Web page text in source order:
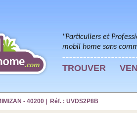
"Particuliers et
mobil home sans
TROUVER
- 40200 | Réf. : UVDS2P8B